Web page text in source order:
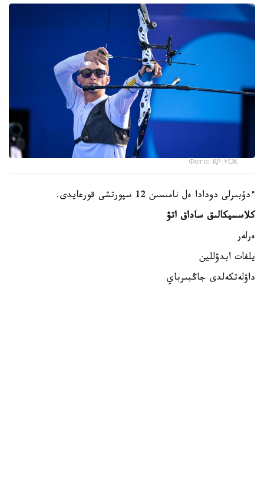
Фото: ҚР ҰОК
ءدۇبىرلى دودادا ەل نامىسىن 12 سپورتشى قورعايدى.
كلاسسيكالىق ساداق اتۋ
ەرلەر
يلفات ابدۋللين
داۋلەتكەلدى جاڭبىرباي